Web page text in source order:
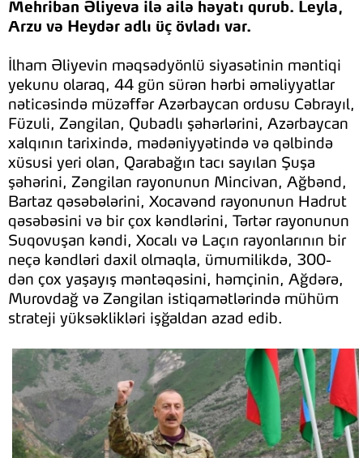
Mehriban Əliyeva ilə ailə həyatı qurub. Leyla,
Arzu və Heydər adlı üç övladı var.
İlham Əliyevin məqsədyönlü siyasətinin məntiqi
yekunu olaraq, 44 gün sürən hərbi əməliyyatlar
nəticəsində müzəffər Azərbaycan ordusu Cəbrayıl,
Füzuli, Zəngilan, Qubadlı şəhərlərini, Azərbaycan
xalqının tarixində, mədəniyyətində və qəlbində
xüsusi yeri olan, Qarabağın tacı sayılan Şuşa
şəhərini, Zəngilan rayonunun Mincivan, Ağbənd,
Bartaz qəsəbələrini, Xocavənd rayonunun Hadrut
qəsəbəsini və bir çox kəndlərini, Tərtər rayonunun
Suqovuşan kəndi, Xocalı və Laçın rayonlarının bir
neçə kəndləri daxil olmaqla, ümumilikdə, 300-
dən çox yaşayış məntəqəsini, həmçinin, Ağdərə,
Murovdağ və Zəngilan istiqamətlərində mühüm
strateji yüksəklikləri işğaldan azad edib.